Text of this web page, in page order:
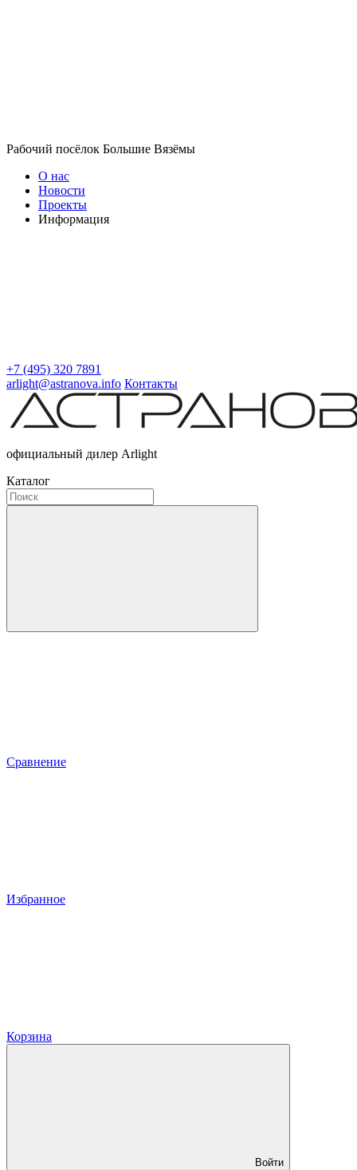
Рабочий посёлок Большие Вязёмы
О нас
Новости
Проекты
Информация
+7 (495) 320 7891
arlight@astranova.info Контакты
официальный дилер Arlight
Каталог
Сравнение
Избранное
Корзина
Войти